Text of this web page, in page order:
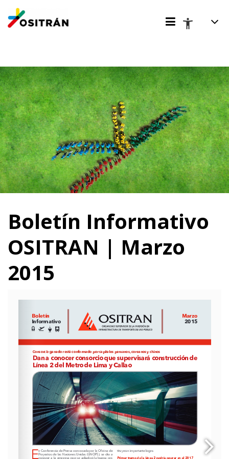
Boletín Informativo
OSITRAN | Marzo
2015